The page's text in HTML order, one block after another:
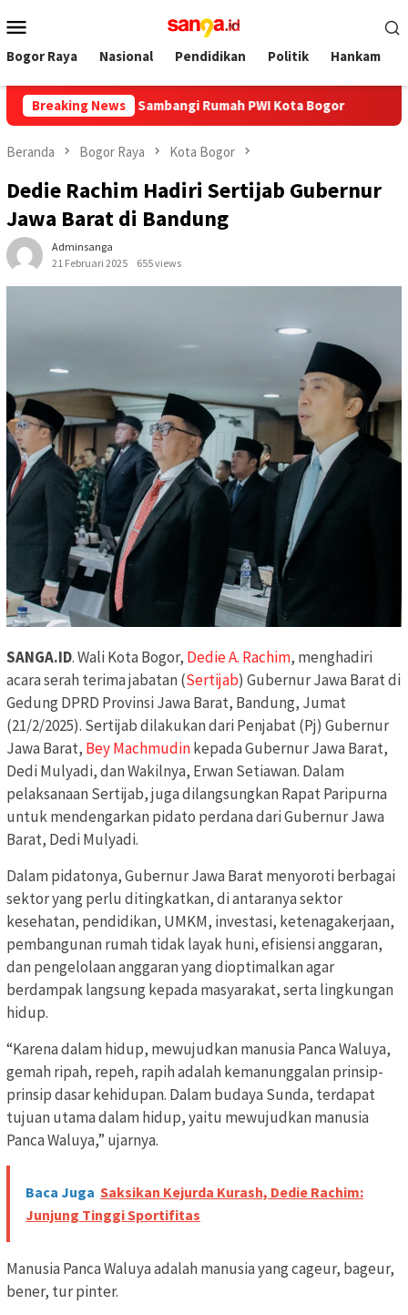
ke
kontenMobile
Bogor Raya Nasional Pendidikan Politik Hankam
Breaking News
Media Sambangi Rumah PWI Kota Bogor Hadiri HUT
Beranda Bogor Raya Kota Bogor
Dedie Rachim Hadiri Sertijab Gubernur
Jawa Barat di Bandung
Adminsanga
21 Februari 2025
655 views
SANGA.ID. Wali Kota Bogor, Dedie A. Rachim, menghadiri
acara serah terima jabatan (Sertijab) Gubernur Jawa Barat di
Gedung DPRD Provinsi Jawa Barat, Bandung, Jumat
(21/2/2025). Sertijab dilakukan dari Penjabat (Pj) Gubernur
Jawa Barat, Bey Machmudinkepada Gubernur Jawa Barat,
Dedi Mulyadi, dan Wakilnya, Erwan Setiawan. Dalam
pelaksanaan Sertijab, juga dilangsungkan Rapat Paripurna
untuk mendengarkan pidato perdana dari Gubernur Jawa
Barat, Dedi Mulyadi.
Dalam pidatonya, Gubernur Jawa Barat menyoroti berbagai
sektor yang perlu ditingkatkan, di antaranya sektor
kesehatan, pendidikan, UMKM, investasi, ketenagakerjaan,
pembangunan rumah tidak layak huni, efisiensi anggaran,
dan pengelolaan anggaran yang dioptimalkan agar
berdampak langsung kepada masyarakat, serta lingkungan
hidup.
“Karena dalam hidup, mewujudkan manusia Panca Waluya,
gemah ripah, repeh, rapih adalah kemanunggalan prinsip-
prinsip dasar kehidupan. Dalam budaya Sunda, terdapat
tujuan utama dalam hidup, yaitu mewujudkan manusia
Panca Waluya,” ujarnya.
Baca Juga Saksikan Kejurda Kurash, Dedie Rachim:
Junjung Tinggi Sportifitas
Manusia Panca Waluya adalah manusia yang cageur, bageur,
bener, tur pinter.